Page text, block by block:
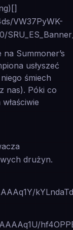
VW37PyWK-
Summoner’s
usłyszeć
śmiech
nas). Póki co
drużyn.